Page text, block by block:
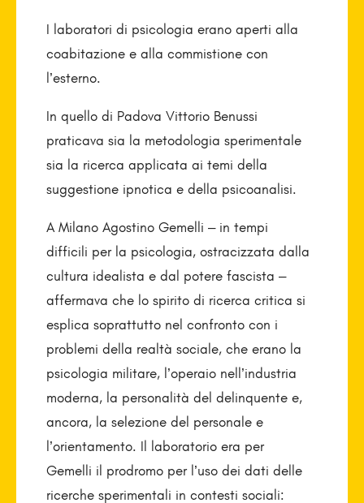
I laboratori di psicologia erano aperti alla
coabitazione e alla commistione con
l’esterno.
In quello di Padova Vittorio Benussi
praticava sia la metodologia sperimentale
sia la ricerca applicata ai temi della
suggestione ipnotica e della psicoanalisi.
A Milano Agostino Gemelli – in tempi
difficili per la psicologia, ostracizzata dalla
cultura idealista e dal potere fascista –
affermava che lo spirito di ricerca critica si
esplica soprattutto nel confronto con i
problemi della realtà sociale, che erano la
psicologia militare, l’operaio nell’industria
moderna, la personalità del delinquente e,
ancora, la selezione del personale e
l’orientamento. Il laboratorio era per
Gemelli il prodromo per l’uso dei dati delle
ricerche sperimentali in contesti sociali: